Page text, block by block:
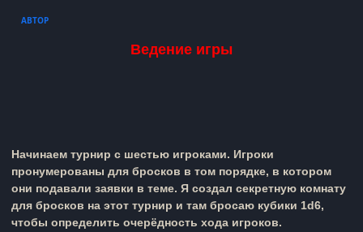
АВТОР
Ведение игры
Начинаем турнир с шестью игроками. Игроки
пронумерованы для бросков в том порядке, в котором
они подавали заявки в теме. Я создал секретную комнату
для бросков на этот турнир и там бросаю кубики 1d6,
чтобы определить очерёдность хода игроков.